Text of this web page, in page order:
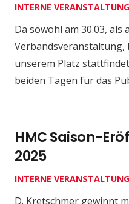
INTERNE
Da sowohl am 30.03, als
Verbandsveranstaltung,
unserem Platz
beiden Tagen für das
HMC Saison-
2025
INTERNE
D. Kretschmer gewinnt